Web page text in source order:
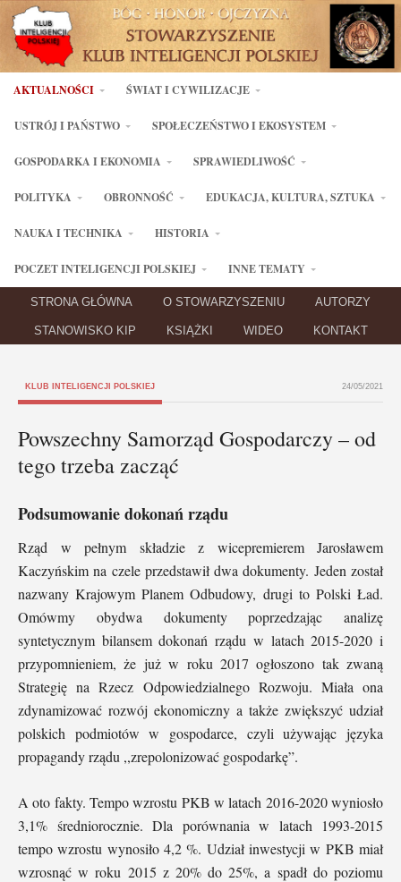
AKTUALNOŚCI ŚWIAT I CYWILIZACJE
USTRÓJ I PAŃSTWO SPOŁECZEŃSTWO I EKOSYSTEM
GOSPODARKA I EKONOMIA SPRAWIEDLIWOŚĆ
POLITYKA OBRONNOŚĆ EDUKACJA, KULTURA, SZTUKA
NAUKA I TECHNIKA HISTORIA
POCZET INTELIGENCJI POLSKIEJ INNE TEMATY
STRONA GŁÓWNA O STOWARZYSZENIU AUTORZY
STANOWISKO KIP KSIĄŻKI WIDEO KONTAKT
KLUB INTELIGENCJI POLSKIEJ 24/05/2021
Powszechny Samorząd Gospodarczy – od
tego trzeba zacząć
Podsumowanie dokonań rządu
Rząd w pełnym składzie z wicepremierem Jarosławem
Kaczyńskim na czele przedstawił dwa dokumenty. Jeden został
nazwany Krajowym Planem Odbudowy, drugi to Polski Ład.
Omówmy obydwa dokumenty poprzedzając analizę
syntetycznym bilansem dokonań rządu w latach 2015-2020 i
przypomnieniem, że już w roku 2017 ogłoszono tak zwaną
Strategię na Rzecz Odpowiedzialnego Rozwoju. Miała ona
zdynamizować rozwój ekonomiczny a także zwiększyć udział
polskich podmiotów w gospodarce, czyli używając języka
propagandy rządu ,,zrepolonizować gospodarkę”.
A oto fakty. Tempo wzrostu PKB w latach 2016-2020 wyniosło
3,1% średniorocznie. Dla porównania w latach 1993-2015
tempo wzrostu wynosiło 4,2 %. Udział inwestycji w PKB miał
wzrosnąć w roku 2015 z 20% do 25%, a spadł do poziomu